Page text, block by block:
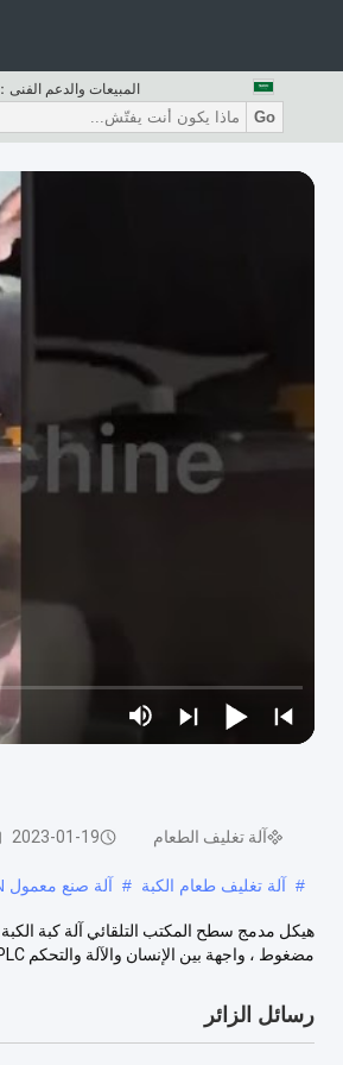
المبيعات والدعم الفنى：
Go
آلة تغليف الطعام 2023-01-19
# آلة تغليف طعام الكبة # آلة صنع معمول HONGXIN
مضغوط ، واجهة بين الإنسان والآلة والتحكم PLC ، عملية بسيطة...
رسائل الزائر